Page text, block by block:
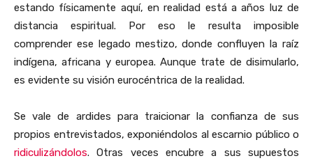
estando físicamente aquí, en realidad está a años luz de
distancia espiritual. Por eso le resulta imposible
comprender ese legado mestizo, donde confluyen la raíz
indígena, africana y europea. Aunque trate de disimularlo,
es evidente su visión eurocéntrica de la realidad.
Se vale de ardides para traicionar la confianza de sus
propios entrevistados, exponiéndolos al escarnio público o
ridiculizándolos. Otras veces encubre a sus supuestos